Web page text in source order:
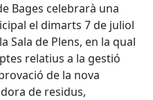
Bages celebrarà una
el dimarts 7 de juliol
Sala de Plens, en la qual
relatius a la gestió
de la nova
de residus,